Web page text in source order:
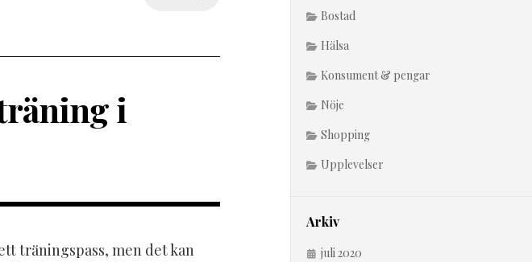
i
träningspass, men det kan
Bostad
Hälsa
Konsument & pengar
Nöje
Shopping
Upplevelser
Arkiv
juli 2020